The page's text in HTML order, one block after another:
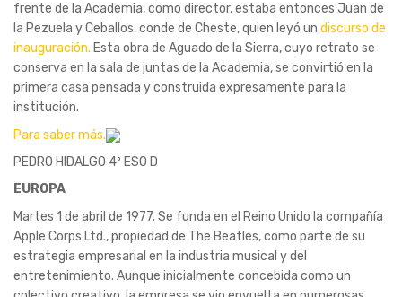
frente de la Academia, como director, estaba entonces Juan de
la Pezuela y Ceballos, conde de Cheste, quien leyó un discurso de
inauguración. Esta obra de Aguado de la Sierra, cuyo retrato se
conserva en la sala de juntas de la Academia, se convirtió en la
primera casa pensada y construida expresamente para la
institución.
Para saber más.
PEDRO HIDALGO 4º ESO D
EUROPA
Martes 1 de abril de 1977. Se funda en el Reino Unido la compañía
Apple Corps Ltd., propiedad de The Beatles, como parte de su
estrategia empresarial en la industria musical y del
entretenimiento. Aunque inicialmente concebida como un